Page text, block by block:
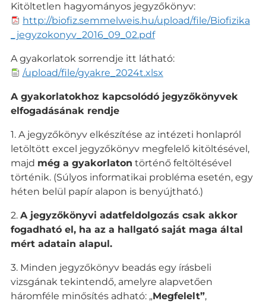
Kitöltetlen hagyományos jegyzőkönyv:
http://biofiz.semmelweis.hu/upload/file/Biofizika
_jegyzokonyv_2016_09_02.pdf
A gyakorlatok sorrendje itt látható:
/upload/file/gyakre_2024t.xlsx
A gyakorlatokhoz kapcsolódó jegyzőkönyvek
elfogadásának rendje
1. A jegyzőkönyv elkészítése az intézeti honlapról
letöltött excel jegyzőkönyv megfelelő kitöltésével,
majd még a gyakorlaton történő feltöltésével
történik. (Súlyos informatikai probléma esetén, egy
héten belül papír alapon is benyújtható.)
2. A jegyzőkönyvi adatfeldolgozás csak akkor
fogadható el, ha az a hallgató saját maga által
mért adatain alapul.
3. Minden jegyzőkönyv beadás egy írásbeli
vizsgának tekintendő, amelyre alapvetően
háromféle minősítés adható: „Megfelelt”,